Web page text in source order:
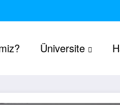
Üniversite